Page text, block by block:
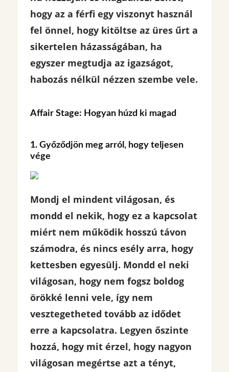
hogy az a férfi egy viszonyt használ
fel önnel, hogy kitöltse az üres űrt a
sikertelen házasságában, ha
egyszer megtudja az igazságot,
habozás nélkül nézzen szembe vele.
Affair Stage: Hogyan húzd ki magad
1. Győződjön meg arról, hogy teljesen
vége
Mondj el mindent világosan, és
mondd el nekik, hogy ez a kapcsolat
miért nem működik hosszú távon
számodra, és nincs esély arra, hogy
kettesben egyesülj. Mondd el neki
világosan, hogy nem fogsz boldog
örökké lenni vele, így nem
vesztegetheted tovább az idődet
erre a kapcsolatra. Legyen őszinte
hozzá, hogy mit érzel, hogy nagyon
világosan megértse azt a tényt,